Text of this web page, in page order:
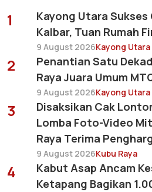
1
Kayong Utara Sukses
Kalbar, Tuan Rumah
9 August 2026Kayong Utara
2
Penantian Satu
Raya Juara Umum
9 August 2026Kayong Utara
3
Disaksikan Cak
Lomba Foto-Video
Raya Terima
9 August 2026Kubu Raya
4
Kabut Asap Ancam
Ketapang Bagikan